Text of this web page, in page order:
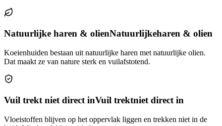
Natuurlijke haren & olienNatuurlijkeharen & olien
Koeienhuiden bestaan uit natuurlijke haren met natuurlijke olien.
Dat maakt ze van nature sterk en vuilafstotend.
Vuil trekt niet direct inVuil trektniet direct in
Vloeistoffen blijven op het oppervlak liggen en trekken niet in de